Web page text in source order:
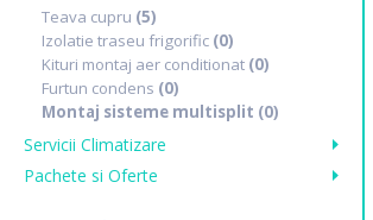
Teava cupru (5)
Izolatie traseu frigorific (0)
Kituri montaj aer conditionat (0)
Furtun condens (0)
Montaj sisteme multisplit (0)
Servicii Climatizare
Pachete si Oferte